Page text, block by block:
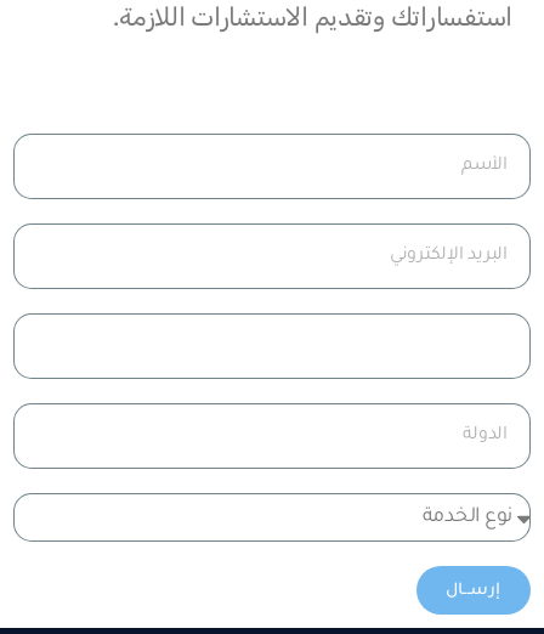
استفساراتك وتقديم الاستشارات اللازمة.
إرســال